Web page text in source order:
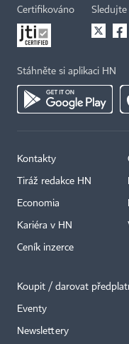
Certifikováno Sledujte
Stáhněte si aplikaci HN
Kontakty
Tiráž redakce HN
Economia
Kariéra v HN
Ceník inzerce
Koupit / darovat
Eventy
Newslettery